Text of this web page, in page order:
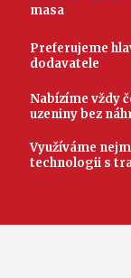
masa
Preferujeme
dodavatele
Nabízíme vždy
uzeniny bez
Využíváme
technologii s